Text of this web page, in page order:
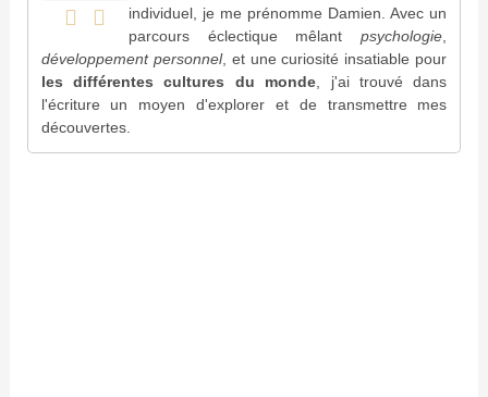
individuel, je me prénomme Damien. Avec un
parcours éclectique mêlantpsychologie
développement personnel, et une curiosité insatiable pour
les différentes cultures du monde , j'ai trouvé dans
l'écriture un moyen d'explorer et de transmettre mes
découvertes.